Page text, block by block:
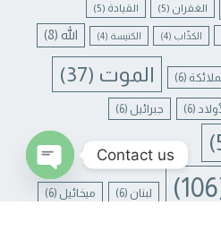
الغفران (5) القيادة (5)
الكذّاب (4) الكنيسة (4) الله (8)
(6) الموت (37)
(6) جبرائيل (6)
لبنان (6) ميخائيل (6)
Contact us
CHATY